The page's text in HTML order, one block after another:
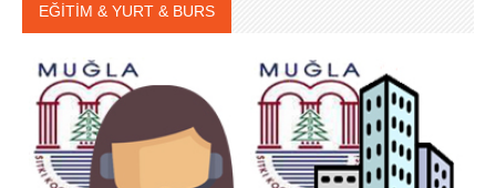
EĞİTİM & YURT & BURS